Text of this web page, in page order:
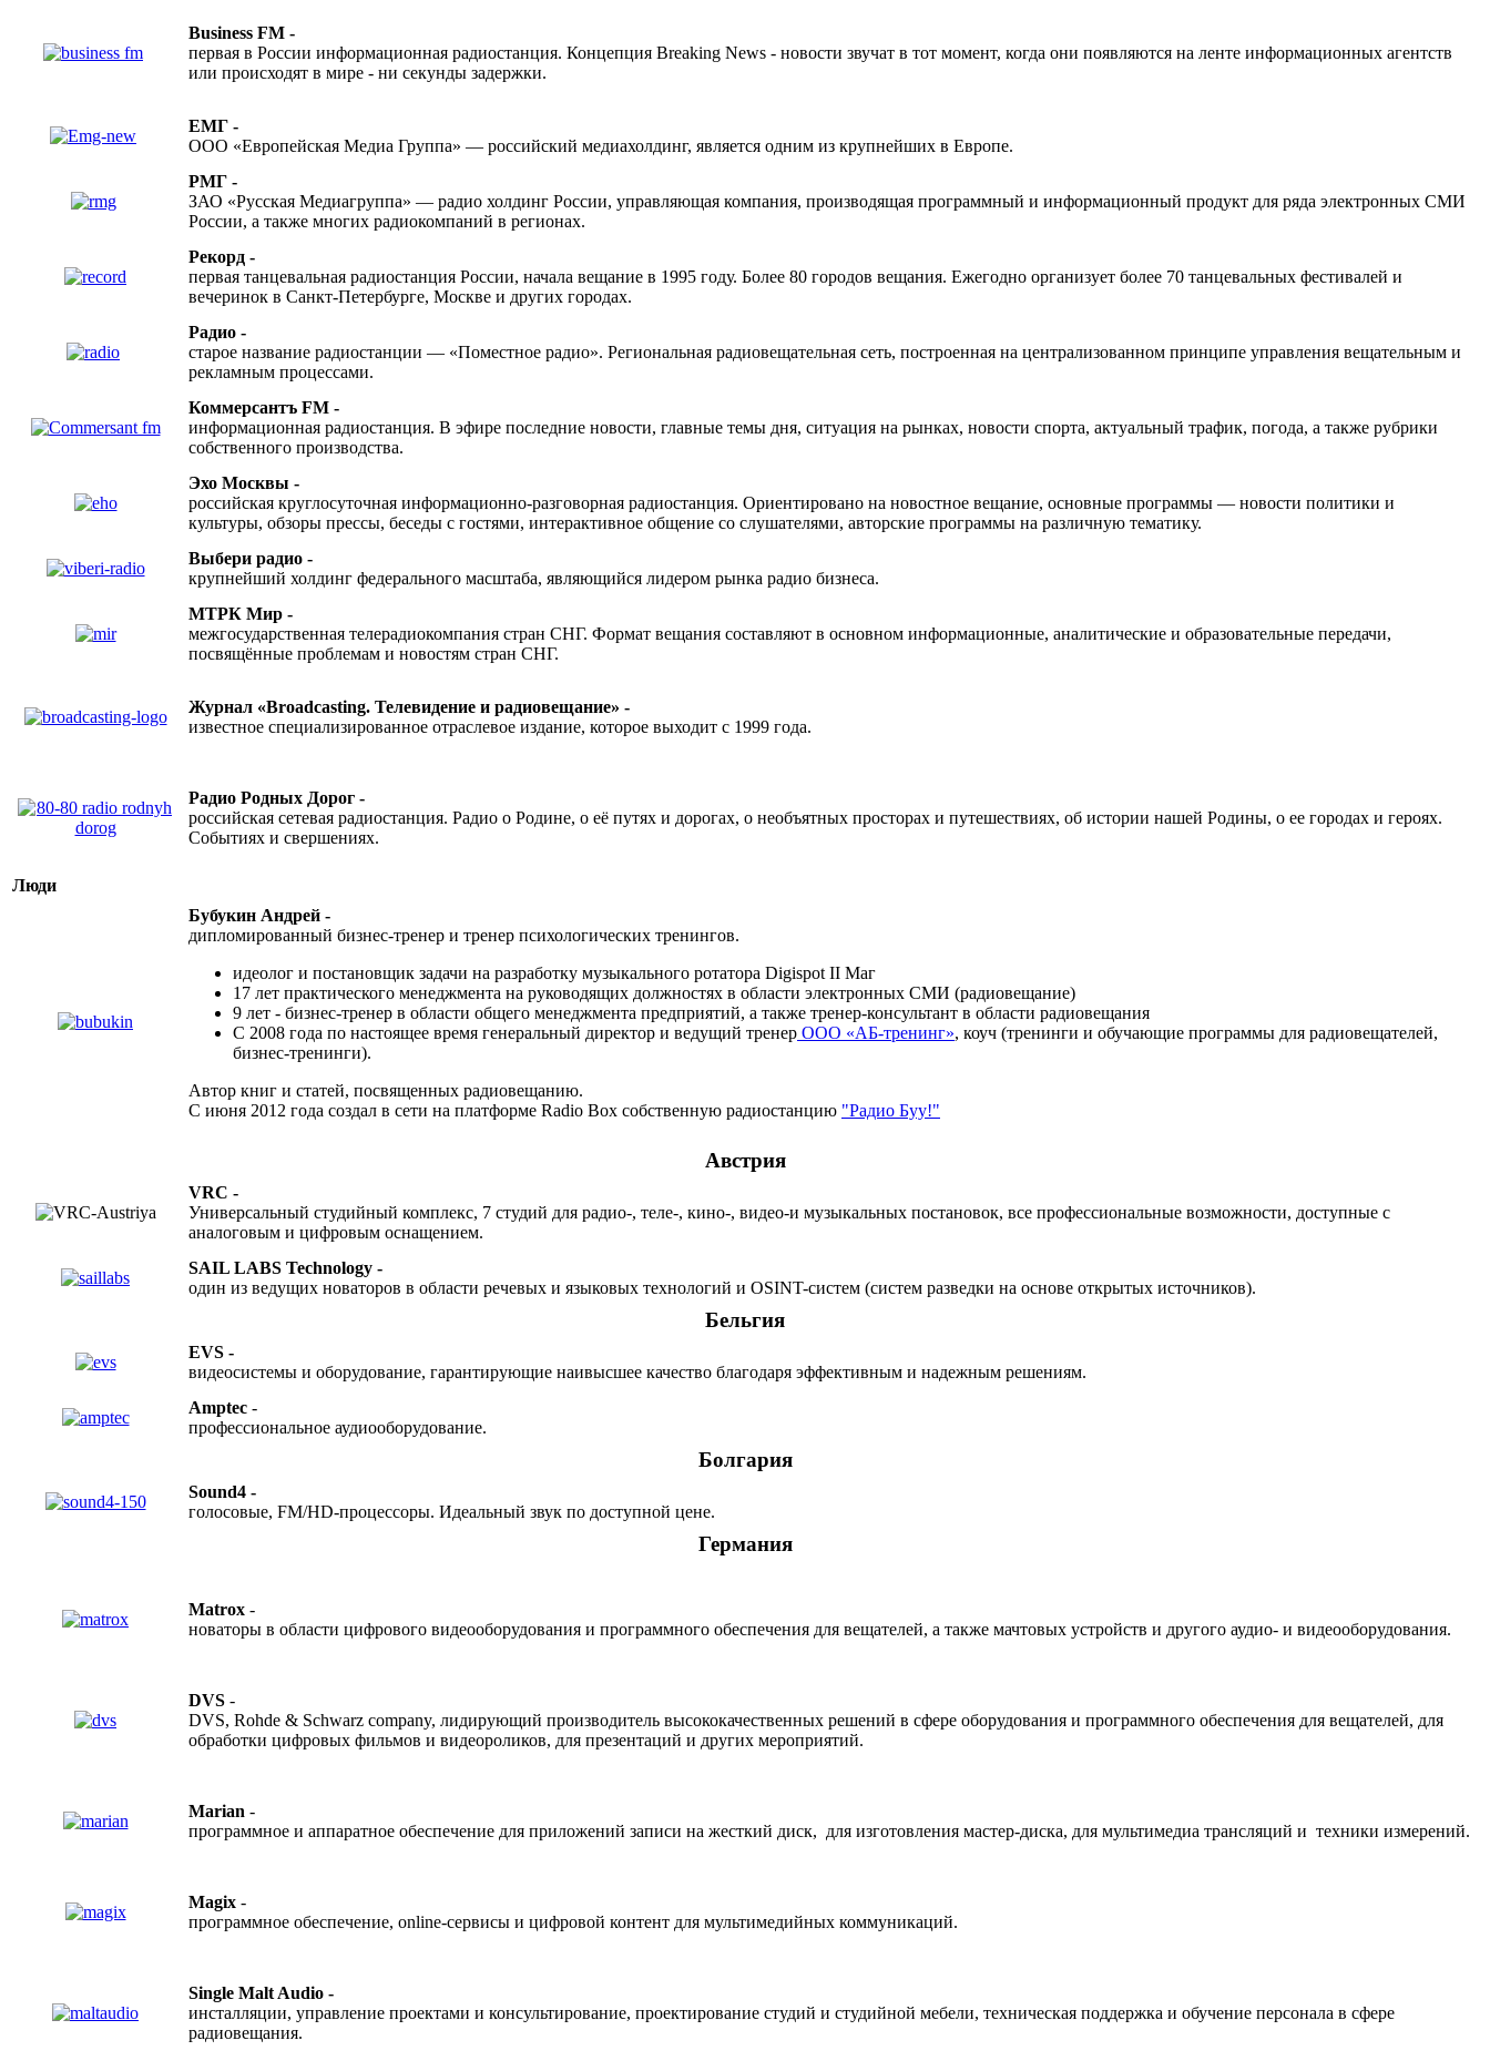
Business FM -
первая в России информационная радиостанция. Концепция Breaking News - новости звучат в тот момент, когда они появляются на ленте информационных агентств
или происходят в мире - ни секунды задержки.
ЕМГ -
ООО «Европейская Медиа Группа» — российский медиахолдинг, является одним из крупнейших в Европе.
РМГ -
ЗАО «Русская Медиагруппа» — радио холдинг России, управляющая компания, производящая программный и информационный продукт для ряда электронных СМИ
России, а также многих радиокомпаний в регионах.
Рекорд -
первая танцевальная радиостанция России, начала вещание в 1995 году. Более 80 городов вещания. Ежегодно организует более 70 танцевальных фестивалей и
вечеринок в Санкт-Петербурге, Москве и других городах.
Радио -
старое название радиостанции — «Поместное радио». Региональная радиовещательная сеть, построенная на централизованном принципе управления вещательным и
рекламным процессами.
Коммерсантъ FM -
информационная радиостанция. В эфире последние новости, главные темы дня, ситуация на рынках, новости спорта, актуальный трафик, погода, а также рубрики
собственного производства.
Эхо Москвы -
российская круглосуточная информационно-разговорная радиостанция. Ориентировано на новостное вещание, основные программы — новости политики и
культуры, обзоры прессы, беседы с гостями, интерактивное общение со слушателями, авторские программы на различную тематику.
Выбери радио -
крупнейший холдинг федерального масштаба, являющийся лидером рынка радио бизнеса.
МТРК Мир -
межгосударственная телерадиокомпания стран СНГ. Формат вещания составляют в основном информационные, аналитические и образовательные передачи,
посвящённые проблемам и новостям стран СНГ.
Журнал «Broadcasting. Телевидение и радиовещание» -
известное специализированное отраслевое издание, которое выходит с 1999 года.
Радио Родных Дорог -
российская сетевая радиостанция. Радио о Родине, о её путях и дорогах, о необъятных просторах и путешествиях, об истории нашей Родины, о ее городах и героях.
Событиях и свершениях.
Люди
Бубукин Андрей -
дипломированный бизнес-тренер и тренер психологических тренингов.
идеолог и постановщик задачи на разработку музыкального ротатора Digispot II Маг
17 лет практического менеджмента на руководящих должностях в области электронных СМИ (радиовещание)
9 лет - бизнес-тренер в области общего менеджмента предприятий, а также тренер-консультант в области радиовещания
С 2008 года по настоящее время генеральный директор и ведущий тренер ООО «АБ-тренинг», коуч (тренинги и обучающие программы для радиовещателей,
бизнес-тренинги).
Автор книг и статей, посвященных радиовещанию.
С июня 2012 года создал в сети на платформе Radio Box собственную радиостанцию "Радио Буу!"
Австрия
VRC -
Универсальный студийный комплекс, 7 студий для радио-, теле-, кино-, видео-и музыкальных постановок, все профессиональные возможности, доступные с
аналоговым и цифровым оснащением.
SAIL LABS Technology -
один из ведущих новаторов в области речевых и языковых технологий и OSINT-систем (систем разведки на основе открытых источников).
Бельгия
EVS -
видеосистемы и оборудование, гарантирующие наивысшее качество благодаря эффективным и надежным решениям.
Amptec -
профессиональное аудиооборудование.
Болгария
Sound4 -
голосовые, FM/HD-процессоры. Идеальный звук по доступной цене.
Германия
Matrox -
новаторы в области цифрового видеооборудования и программного обеспечения для вещателей, а также мачтовых устройств и другого аудио- и видеооборудования.
DVS -
DVS, Rohde & Schwarz company, лидирующий производитель высококачественных решений в сфере оборудования и программного обеспечения для вещателей, для
обработки цифровых фильмов и видеороликов, для презентаций и других мероприятий.
Marian -
программное и аппаратное обеспечение для приложений записи на жесткий диск, для изготовления мастер-диска, для мультимедиа трансляций и техники измерений.
Magix -
программное обеспечение, online-сервисы и цифровой контент для мультимедийных коммуникаций.
Single Malt Audio -
инсталляции, управление проектами и консультирование, проектирование студий и студийной мебели, техническая поддержка и обучение персонала в сфере
радиовещания.